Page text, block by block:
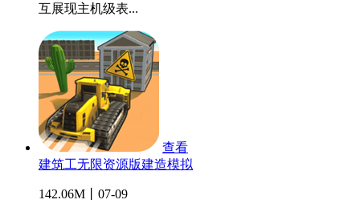
互展现主机级表...
查看
建筑工无限资源版建造模拟
142.06M丨07-09